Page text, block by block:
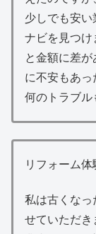
少しでも安
ナビを見つけ
と金額に差
に不安もあっ
何のトラブル
リフォーム体
私は古くなっ
せていただき